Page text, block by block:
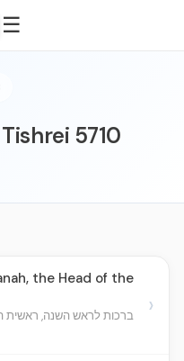
☰
5710
the Head of the
ברכות לראש השנה, ראשית
›